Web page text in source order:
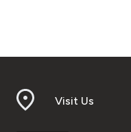
Visit Us